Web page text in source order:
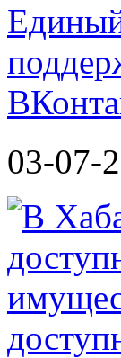
03-07-